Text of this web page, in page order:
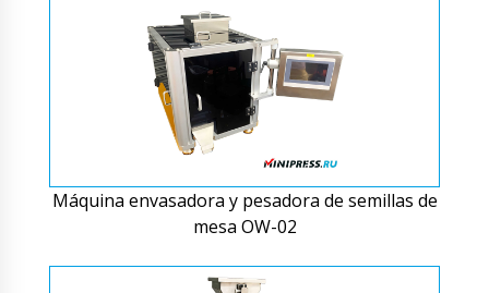
Máquina envasadora y pesadora de semillas de
mesa OW-02